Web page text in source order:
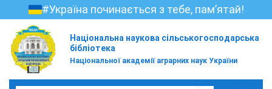
#Україна починається з тебе, пам’ятай!
Національна наукова сільськогосподарська
бібліотека
Національної академії аграрних наук України